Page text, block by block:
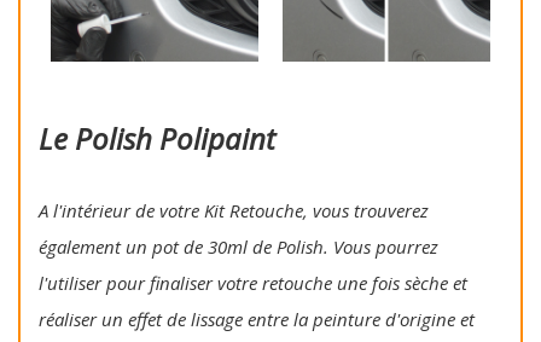
Le Polish Polipaint
A l'intérieur de votre Kit Retouche, vous trouverez
également un pot de 30ml de Polish. Vous pourrez
l'utiliser pour finaliser votre retouche une fois sèche et
réaliser un effet de lissage entre la peinture d'origine et